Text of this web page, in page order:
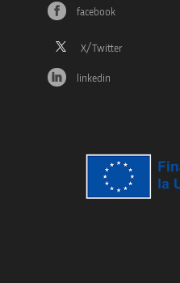
facebook
linkedin